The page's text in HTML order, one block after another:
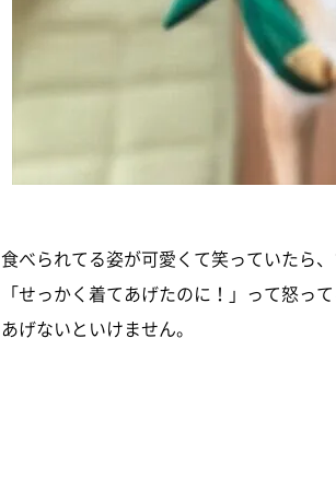
食べられてる姿が可愛くて笑っていたら
「せっかく着てあげたのに！」って怒っ
あげないといけません。